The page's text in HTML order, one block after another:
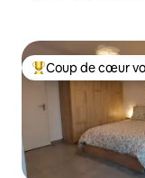
Coup de cœur
Coup de cœur